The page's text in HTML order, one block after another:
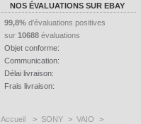
NOS ÉVALUATIONS SUR EBAY
99,8% d'évaluations positives
sur 10688 évaluations
Objet conforme:
Communication:
Délai livraison:
Frais livraison:
Accueil > SONY > VAIO >